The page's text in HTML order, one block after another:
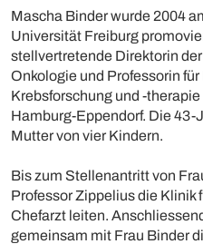
Mascha Binder wurde 2004
Universität Freiburg
stellvertretende Direktorin
Onkologie und Professorin
Krebsforschung und -
Hamburg-Eppendorf. Die 43-
Mutter von vier Kindern.
Bis zum Stellenantritt von
Professor Zippelius die
Chefarzt leiten.
gemeinsam mit Frau Binder